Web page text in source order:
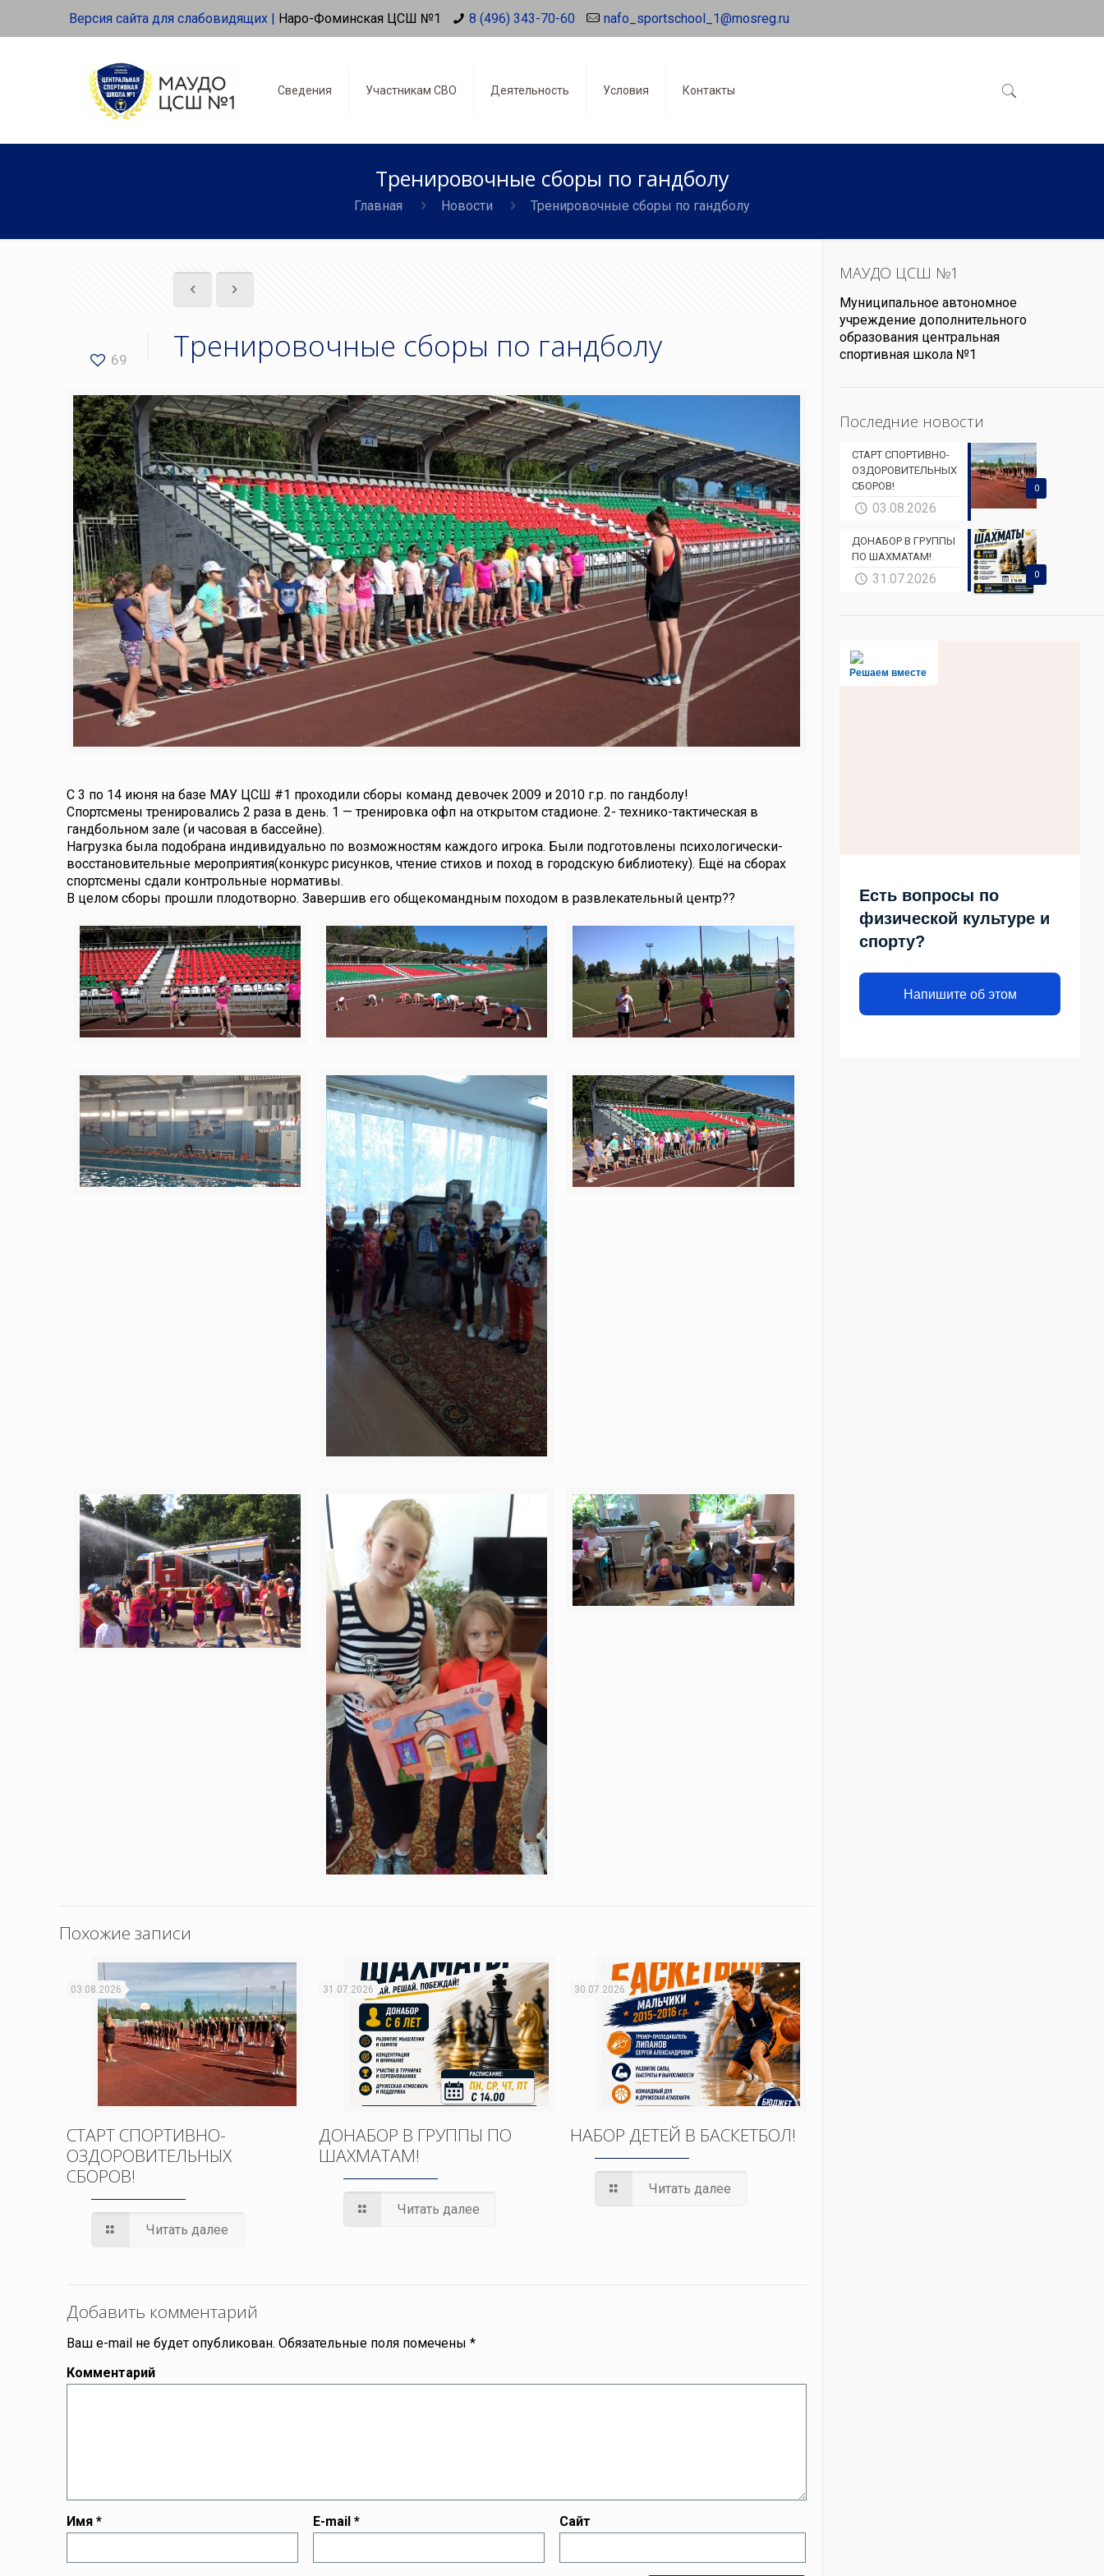
Версия сайта для слабовидящих | Наро-Фоминская ЦСШ №1 8 (496) 343-70-60 nafo_sportschool_1@mosreg.ru
Сведения Участникам СВО Деятельность Условия Контакты
Тренировочные сборы по гандболу
Главная Новости Тренировочные сборы по гандболу
69 Тренировочные сборы по гандболу
С 3 по 14 июня на базе МАУ ЦСШ #1 проходили сборы команд девочек 2009 и 2010 г.р. по гандболу!
Спортсмены тренировались 2 раза в день. 1 — тренировка офп на открытом стадионе. 2- технико-тактическая в
гандбольном зале (и часовая в бассейне).
Нагрузка была подобрана индивидуально по возможностям каждого игрока. Были подготовлены психологически-
восстановительные мероприятия(конкурс рисунков, чтение стихов и поход в городскую библиотеку). Ещё на сборах
спортсмены сдали контрольные нормативы.
В целом сборы прошли плодотворно. Завершив его общекомандным походом в развлекательный центр??
Похожие записи
03.08.2026
СТАРТ СПОРТИВНО-
ОЗДОРОВИТЕЛЬНЫХ
СБОРОВ!
Читать далее
31.07.2026
ДОНАБОР В ГРУППЫ ПО
ШАХМАТАМ!
Читать далее
30.07.2026
НАБОР ДЕТЕЙ В БАСКЕТБОЛ!
Читать далее
Добавить комментарий
Ваш e-mail не будет опубликован. Обязательные поля помечены*
Комментарий
Имя* E-mail* Сайт
МАУДО ЦСШ №1
Муниципальное автономное
учреждение дополнительного
образования центральная
спортивная школа №1
Последние новости
0
СТАРТ СПОРТИВНО-
ОЗДОРОВИТЕЛЬНЫХ
СБОРОВ!
03.08.2026
0
ДОНАБОР В ГРУППЫ
ПО ШАХМАТАМ!
31.07.2026
Решаем вместе
Есть вопросы по
физической культуре и
спорту?
Напишите об этом